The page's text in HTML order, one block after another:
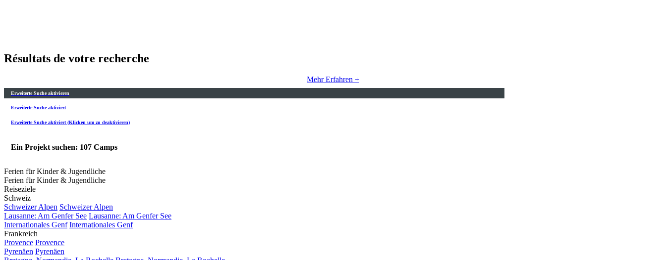
Résultats de votre recherche
Mehr Erfahren +
Erweiterte Suche aktivieren
Erweiterte Suche aktiviert
Erweiterte Suche aktiviert (Klicken um zu deaktivieren)
Ein Projekt suchen: 107 Camps
Ferien für Kinder & Jugendliche
Ferien für Kinder & Jugendliche
Reiseziele
Schweiz
Schweizer Alpen Schweizer Alpen
Lausanne: Am Genfer See Lausanne: Am Genfer See
Internationales Genf Internationales Genf
Frankreich
Provence Provence
Pyrenäen Pyrenäen